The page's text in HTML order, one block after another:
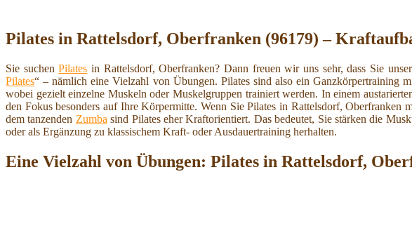
Pilates in Rattelsdorf, Oberfranken (96179) –
Sie suchenPilates in Rattelsdorf, Oberfranken? Dann freuen wir uns sehr, dass Sie
Pilates“ – nämlich eine Vielzahl von Übungen. Pilates sind also ein Ganzkörpertraining
wobei gezielt einzelne Muskeln oder Muskelgruppen trainiert werden. In einem
den Fokus besonders auf Ihre Körpermitte. Wenn Sie Pilates in Rattelsdorf,
dem tanzenden Zumba sind Pilates eher Kraftorientiert. Das bedeutet, Sie stärken die
oder als Ergänzung zu klassischem Kraft- oder Ausdauertraining herhalten.
Eine Vielzahl von Übungen: Pilates in Rattelsdorf,